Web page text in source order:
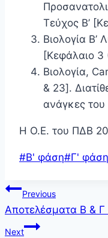
Τεύχος Β’
Βιολογία Β’
[Κεφάλαιο 3
Βιολογία,
& 23].
ανάγκες του
Η Ο.Ε. του ΠΔΒ
Post
#Β' φάση#Γ' φάση
Πλοήγηση
άρθρων
Previous
Αποτελέσματα Β &
Next